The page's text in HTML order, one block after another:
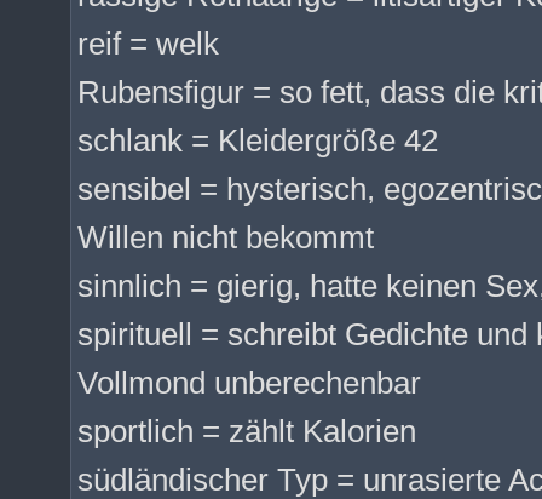
reif = welk
Rubensfigur = so fett, dass die
schlank = Kleidergröße 42
sensibel = hysterisch,
Willen nicht bekommt
sinnlich = gierig, hatte keinen
spirituell = schreibt Gedichte
Vollmond unberechenbar
sportlich = zählt Kalorien
südländischer Typ = unrasierte